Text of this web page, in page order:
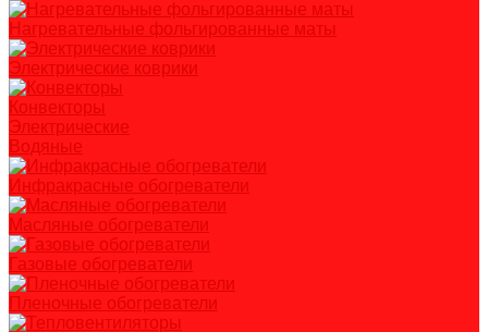
Нагревательные фольгированные маты
Электрические коврики
Конвекторы
Электрические
Водяные
Инфракрасные обогреватели
Масляные обогреватели
Газовые обогреватели
Пленочные обогреватели